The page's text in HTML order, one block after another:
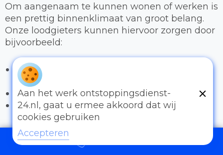
Om aangenaam te kunnen wonen of werken is
een prettig binnenklimaat van groot belang.
Onze loodgieters kunnen hiervoor zorgen door
bijvoorbeeld:
Het uitbreiden of compleet installeren van
een cv-installatie
Vervangen van radiatoren/radiatorkranen
Vloerverwarming
Sanitair
Wilt u uw badkamer verbouwen en wilt u het
Aan het werk ontstoppingsdienst-
24.nl, gaat u ermee akkoord dat wij
cookies gebruiken
Accepteren